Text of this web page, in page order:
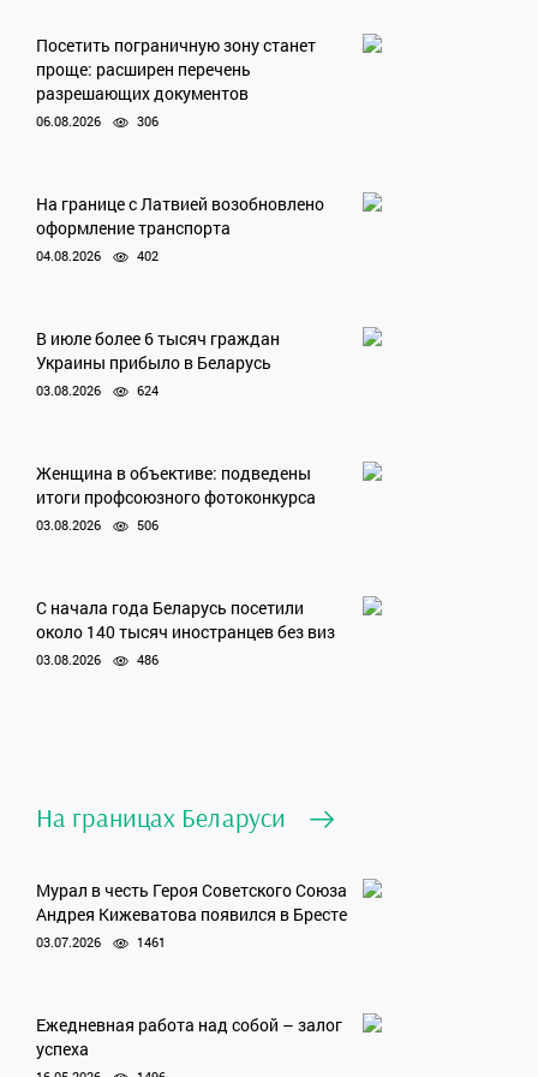
Посетить пограничную зону станет
проще: расширен перечень
разрешающих документов
06.08.2026 306
На границе с Латвией возобновлено
оформление транспорта
04.08.2026 402
В июле более 6 тысяч граждан
Украины прибыло в Беларусь
03.08.2026 624
Женщина в объективе: подведены
итоги профсоюзного фотоконкурса
03.08.2026 506
С начала года Беларусь посетили
около 140 тысяч иностранцев без виз
03.08.2026 486
На границах Беларуси
Мурал в честь Героя Советского Союза
Андрея Кижеватова появился в Бресте
03.07.2026 1461
Ежедневная работа над собой – залог
успеха